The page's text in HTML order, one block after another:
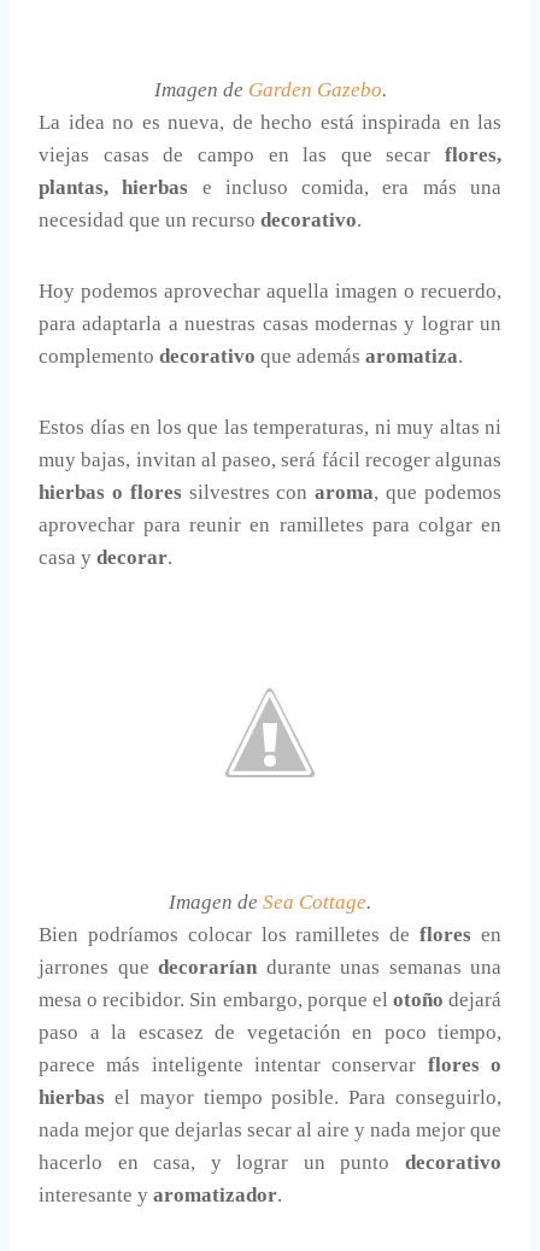
Imagen de Garden Gazebo.
La idea no es nueva, de hecho está inspirada en las
viejas casas de campo en las que secar flores,
plantas, hierbas e incluso comida, era más una
necesidad que un recurso decorativo.
Hoy podemos aprovechar aquella imagen o recuerdo,
para adaptarla a nuestras casas modernas y lograr un
complemento decorativo que además aromatiza.
Estos días en los que las temperaturas, ni muy altas ni
muy bajas, invitan al paseo, será fácil recoger algunas
hierbas o floressilvestres conaroma, que podemos
aprovechar para reunir en ramilletes para colgar en
casa y decorar.
Imagen de Sea Cottage.
Bien podríamos colocar los ramilletes deflores en
jarrones que decorarían durante unas semanas una
mesa o recibidor. Sin embargo, porque el otoño dejará
paso a la escasez de vegetación en poco tiempo,
parece más inteligente intentar conservar flores o
hierbas el mayor tiempo posible. Para conseguirlo,
nada mejor que dejarlas secar al aire y nada mejor que
hacerlo en casa, y lograr un punto decorativo
interesante y aromatizador.